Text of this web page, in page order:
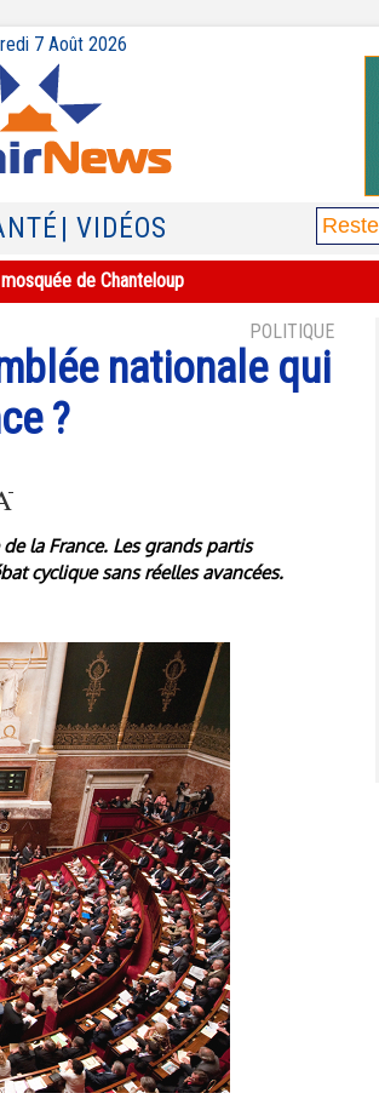
7 Août 2026
| VIDÉOS
de Chanteloup
POLITIQUE
nationale qui
?
la France. Les grands partis
cyclique sans réelles avancées.